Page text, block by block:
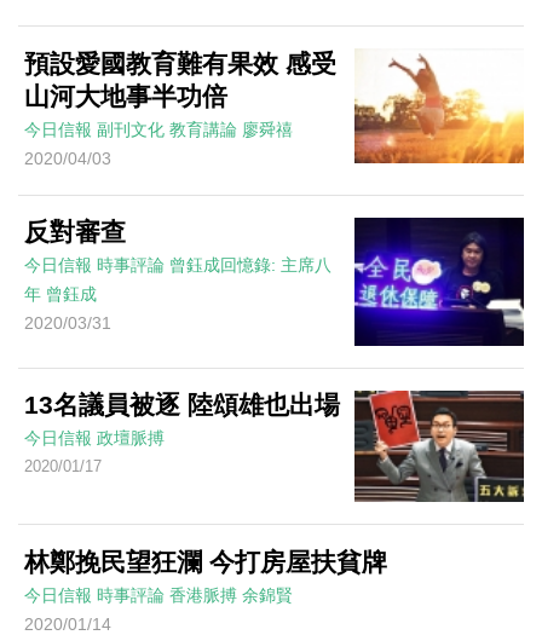
預設愛國教育難有果效 感受
山河大地事半功倍
今日信報 副刊文化 教育講論 廖舜禧
2020/04/03
反對審查
今日信報 時事評論 曾鈺成回憶錄: 主席八
年 曾鈺成
2020/03/31
13名議員被逐 陸頌雄也出場
今日信報 政壇脈搏
2020/01/17
林鄭挽民望狂瀾 今打房屋扶貧牌
今日信報 時事評論 香港脈搏 余錦賢
2020/01/14